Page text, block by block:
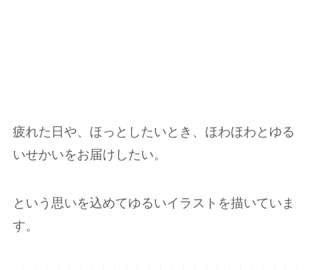
疲れた日や、ほっとしたいとき、ほわほわとゆる
いせかいをお届けしたい。
という思いを込めてゆるいイラストを描いていま
す。